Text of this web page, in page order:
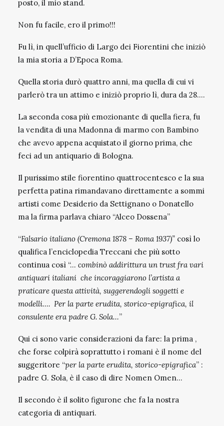
posto, il mio stand.
Non fu facile, ero il primo!!!
Fu lì, in quell’ufficio di Largo dei Fiorentini che iniziò
la mia storia a D’Epoca Roma.
Quella storia durò quattro anni, ma quella di cui vi
parlerò tra un attimo e iniziò proprio lì, dura da 28….
La seconda cosa più emozionante di quella fiera, fu
la vendita di una Madonna di marmo con Bambino
che avevo appena acquistato il giorno prima, che
feci ad un antiquario di Bologna.
Il purissimo stile fiorentino quattrocentesco e la sua
perfetta patina rimandavano direttamente a sommi
artisti come Desiderio da Settignano o Donatello
ma la firma parlava chiaro “Alceo Dossena”
“Falsario italiano (Cremona 1878 – Roma 1937)” così lo
qualifica l’enciclopedia Treccani che più sotto
continua così “… combinò addirittura un trust fra vari
antiquari italiani che incoraggiarono l’artista a
praticare questa attività, suggerendogli soggetti e
modelli…. Per la parte erudita, storico-epigrafica, il
consulente era padre G. Sola…”
Qui ci sono varie considerazioni da fare: la prima ,
che forse colpirà soprattutto i romani è il nome del
suggeritore “per la parte erudita, storico-epigrafica” :
padre G. Sola, è il caso di dire Nomen Omen…
Il secondo è il solito figurone che fa la nostra
categoria di antiquari.